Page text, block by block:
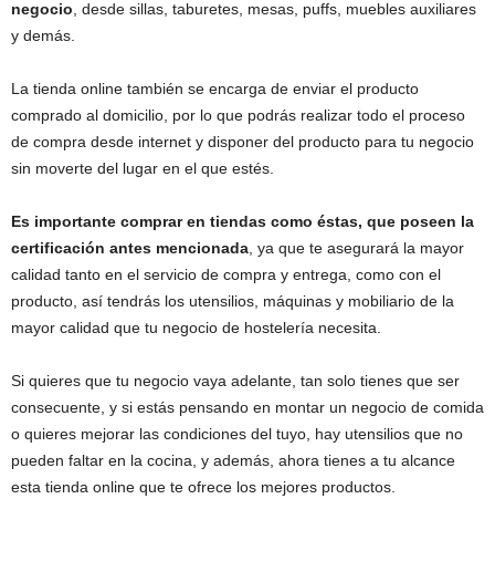
negocio , desde sillas, taburetes, mesas, puffs, muebles auxiliares
y demás.
La tienda online también se encarga de enviar el producto
comprado al domicilio, por lo que podrás realizar todo el proceso
de compra desde internet y disponer del producto para tu negocio
sin moverte del lugar en el que estés.
Es importante comprar en tiendas como éstas, que poseen la
certificación antes mencionada , ya que te asegurará la mayor
calidad tanto en el servicio de compra y entrega, como con el
producto, así tendrás los utensilios, máquinas y mobiliario de la
mayor calidad que tu negocio de hostelería necesita.
Si quieres que tu negocio vaya adelante, tan solo tienes que ser
consecuente, y si estás pensando en montar un negocio de comida
o quieres mejorar las condiciones del tuyo, hay utensilios que no
pueden faltar en la cocina, y además, ahora tienes a tu alcance
esta tienda online que te ofrece los mejores productos.